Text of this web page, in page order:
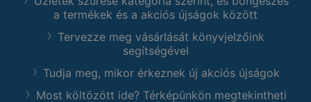
a termékek és a akciós újságok között
Tervezze meg vásárlását könyvjelzőink
segítségével
Tudja meg, mikor érkeznek új akciós újságok
Most költözött ide? Térképünkön megtekintheti